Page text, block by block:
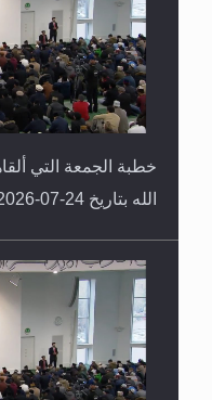
خطبة الجمعة التي
الله بتاريخ 24-07-2026